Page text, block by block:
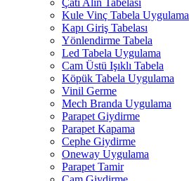
Çatı Alın Tabelası
Kule Vinç Tabela Uygulama
Kapı Giriş Tabelası
Yönlendirme Tabela
Led Tabela Uygulama
Cam Üstü Işıklı Tabela
Köpük Tabela Uygulama
Vinil Germe
Mech Branda Uygulama
Parapet Giydirme
Parapet Kapama
Cephe Giydirme
Oneway Uygulama
Parapet Tamir